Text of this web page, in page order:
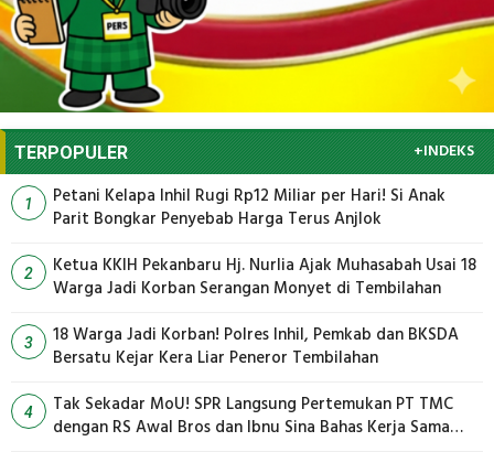
TERPOPULER +INDEKS
1
Petani Kelapa Inhil Rugi Rp12 Miliar per Hari! Si Anak
Parit Bongkar Penyebab Harga Terus Anjlok
2
Ketua KKIH Pekanbaru Hj. Nurlia Ajak Muhasabah Usai 18
Warga Jadi Korban Serangan Monyet di Tembilahan
3
18 Warga Jadi Korban! Polres Inhil, Pemkab dan BKSDA
Bersatu Kejar Kera Liar Peneror Tembilahan
4
Tak Sekadar MoU! SPR Langsung Pertemukan PT TMC
dengan RS Awal Bros dan Ibnu Sina Bahas Kerja Sama